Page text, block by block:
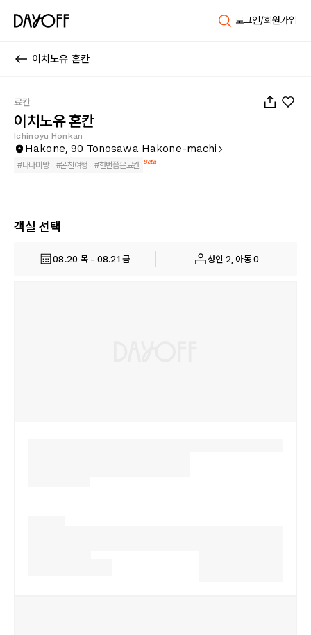
로그인/회원가입
이치노유 혼칸
료칸
이치노유 혼칸
Ichinoyu Honkan
Hakone, 90 Tonosawa Hakone-machi
#다다미방 #온천여행 #한번쯤은료칸 Beta
객실 선택
08.20 목 - 08.21 금 성인 2, 아동 0